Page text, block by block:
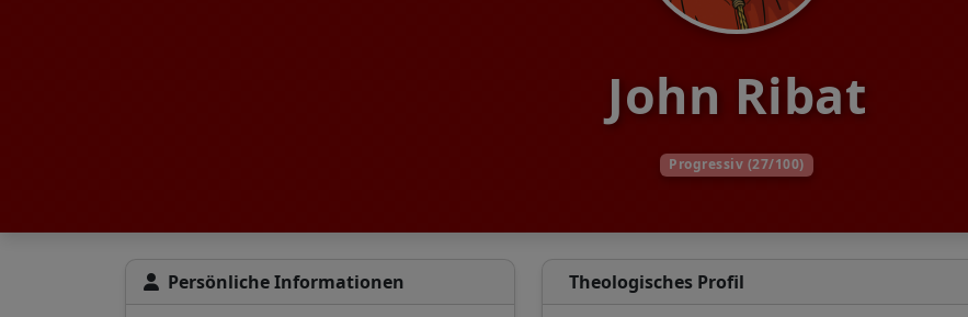
John Ribat
Progressiv (27/100)
Persönliche Informationen Theologisches Profil